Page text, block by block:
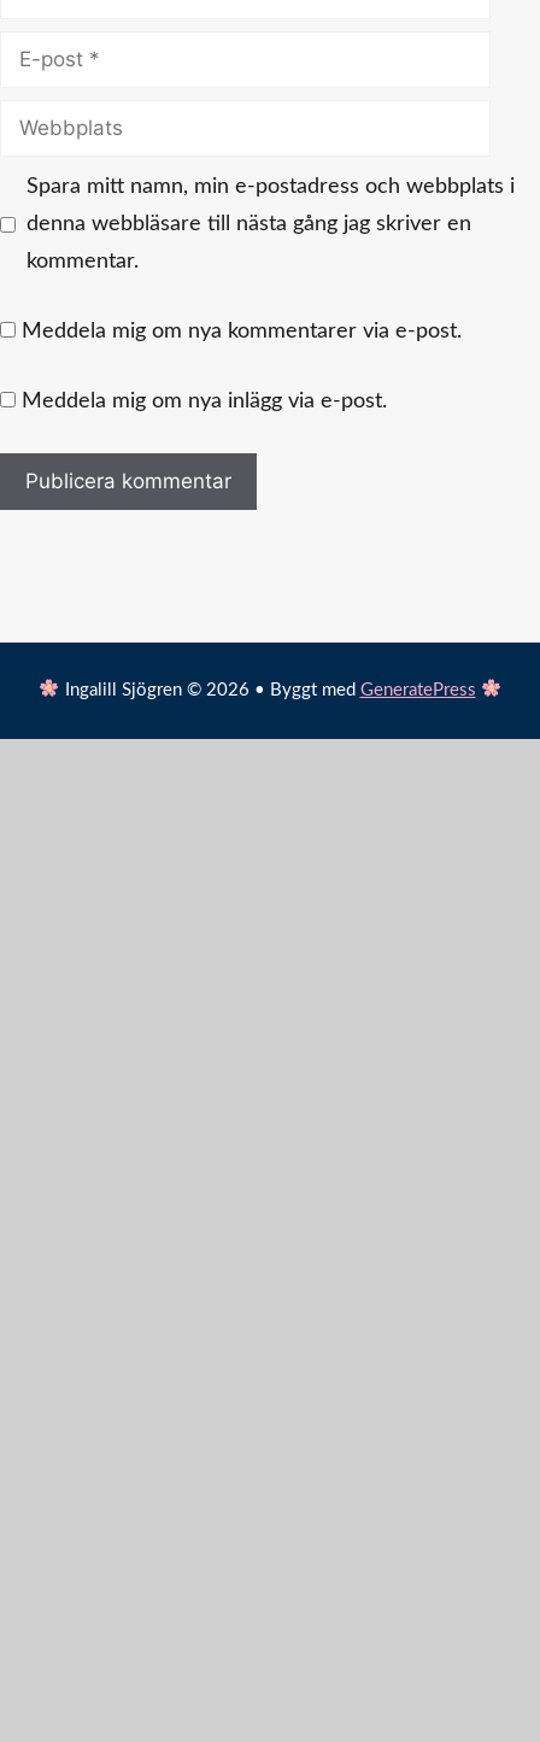
Webbplats
Spara mitt namn, min e-postadress och webbplats i
denna webbläsare till nästa gång jag skriver en
kommentar.
Meddela mig om nya kommentarer via e-post.
Meddela mig om nya inlägg via e-post.
Ingalill Sjögren © 2026 • Byggt med GeneratePress